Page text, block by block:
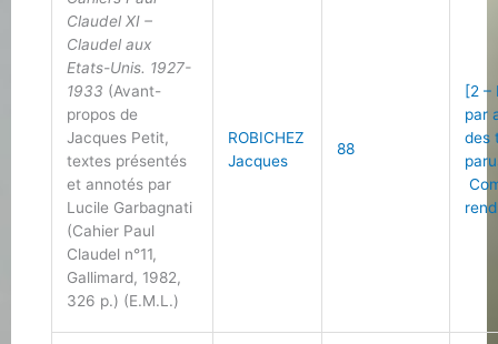
Claudel XI –
Claudel aux
Etats-Unis. 1927-
1933 (Avant-
propos de
Jacques Petit,
textes présentés
et annotés par
Lucile Garbagnati
(Cahier Paul
Claudel n°11,
Gallimard, 1982,
326 p.) (E.M.L.)
ROBICHEZ
Jacques
88
[2 –
par
des